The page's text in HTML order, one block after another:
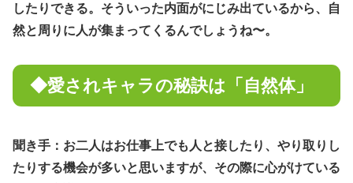
したりできる。そういった内面がにじみ出ているから、自
然と周りに人が集まってくるんでしょうね〜。
◆愛されキャラの秘訣は「自然体」
聞き手：お二人はお仕事上でも人と接したり、やり取りし
たりする機会が多いと思いますが、その際に心がけている